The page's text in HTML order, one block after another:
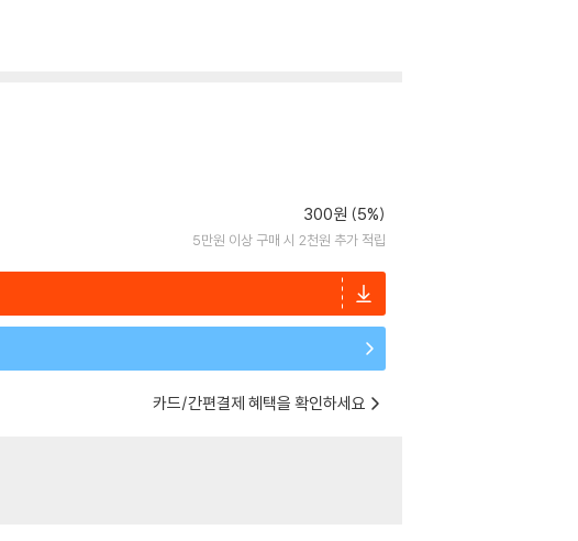
300원 (5%)
5만원 이상 구매 시 2천원 추가 적립
카드/간편결제 혜택을 확인하세요